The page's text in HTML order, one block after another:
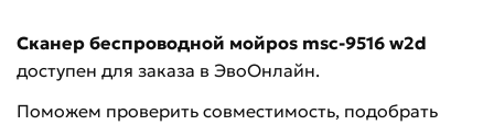
Сканер беспроводной мойpos msc-9516 w2d
доступен для заказа в ЭвоОнлайн.
Поможем проверить совместимость, подобрать